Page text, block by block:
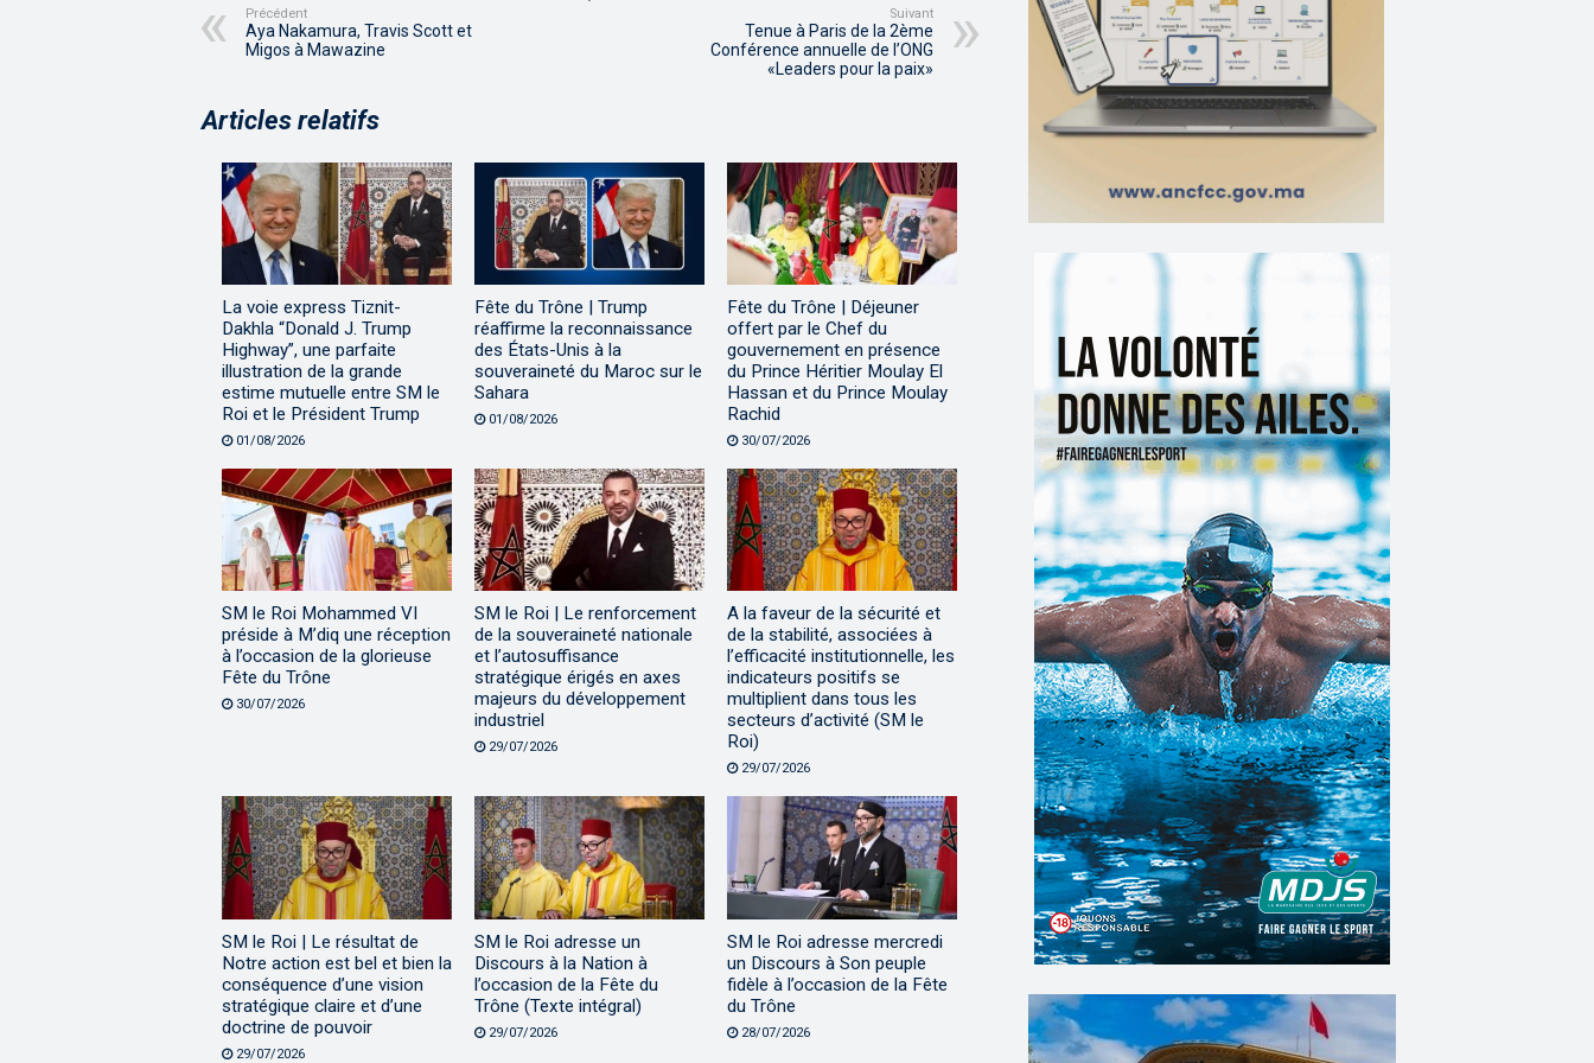
Précédent
Aya Nakamura, Travis Scott et
Migos à Mawazine
Suivant
Tenue à Paris de la 2ème
Conférence annuelle de l’ONG
«Leaders pour la paix»
Articles relatifs
La voie express Tiznit-
Dakhla “Donald J. Trump
Highway”, une parfaite
illustration de la grande
estime mutuelle entre SM le
Roi et le Président Trump
01/08/2026
Fête du Trône | Trump
réaffirme la reconnaissance
des États-Unis à la
souveraineté du Maroc sur le
Sahara
01/08/2026
Fête du Trône | Déjeuner
offert par le Chef du
gouvernement en présence
du Prince Héritier Moulay El
Hassan et du Prince Moulay
Rachid
30/07/2026
SM le Roi Mohammed VI
préside à M’diq une réception
à l’occasion de la glorieuse
Fête du Trône
30/07/2026
SM le Roi | Le renforcement
de la souveraineté nationale
et l’autosuffisance
stratégique érigés en axes
majeurs du développement
industriel
29/07/2026
A la faveur de la sécurité et
de la stabilité, associées à
l’efficacité institutionnelle, les
indicateurs positifs se
multiplient dans tous les
secteurs d’activité (SM le
Roi)
29/07/2026
SM le Roi | Le résultat de
Notre action est bel et bien la
conséquence d’une vision
stratégique claire et d’une
doctrine de pouvoir
29/07/2026
SM le Roi adresse un
Discours à la Nation à
l’occasion de la Fête du
Trône (Texte intégral)
29/07/2026
SM le Roi adresse mercredi
un Discours à Son peuple
fidèle à l’occasion de la Fête
du Trône
28/07/2026